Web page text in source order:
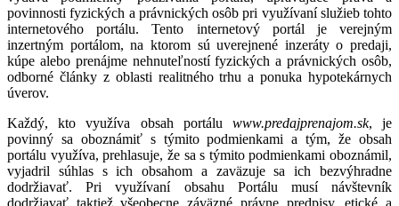
povinnosti fyzických a právnických osôb pri využívaní služieb tohto
internetového portálu. Tento internetový portál je verejným
inzertným portálom, na ktorom sú uverejnené inzeráty o predaji,
kúpe alebo prenájme nehnuteľností fyzických a právnických osôb,
odborné články z oblasti realitného trhu a ponuka hypotekárnych
úverov.
Každý, kto využíva obsah portálu www.predajprenajom.sk, je
povinný sa oboznámiť s týmito podmienkami a tým, že obsah
portálu využíva, prehlasuje, že sa s týmito podmienkami oboznámil,
vyjadril súhlas s ich obsahom a zaväzuje sa ich bezvýhradne
dodržiavať. Pri využívaní obsahu Portálu musí návštevník
dodržiavať taktiež všeobecne záväzné právne predpisy, etické a